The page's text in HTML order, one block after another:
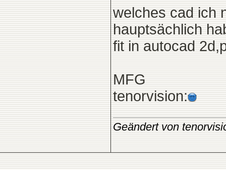
welches cad ich
hauptsächlich
fit in autocad
MFG
tenorvision:
Geändert von